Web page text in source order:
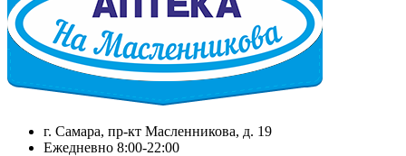
г. Самара, пр-кт Масленникова, д. 19
Ежедневно 8:00-22:00